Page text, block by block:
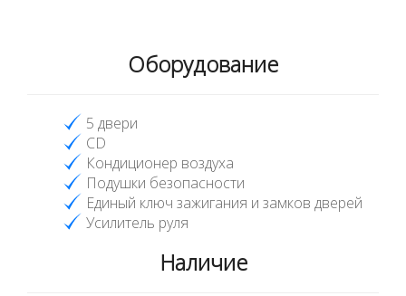
Оборудование
5 двери
CD
Кондиционер воздуха
Подушки безопасности
Единый ключ зажигания и замков дверей
Усилитель руля
Наличие